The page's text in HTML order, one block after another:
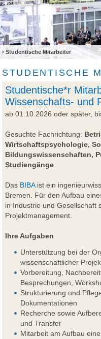
› Studentische Mitarbeiter
STUDENTISCHE
Studentische*r
Wissenschafts- und
ab 01.10.2026 oder später,
Gesuchte Fachrichtung:
Wirtschaftspsychologie,
Bildungswissenschaften,
Studiengänge
Das BIBAist ein
Bremen. Für den Aufbau
in Industrie und Gesellschaft
Projektmanagement.
Ihre Aufgaben
Unterstützung bei der
wissenschaftlicher
Vorbereitung,
Besprechungen,
Strukturierung und
Dokumentationen
Recherche sowie
und Transfer
Mitarbeit am Aufbau